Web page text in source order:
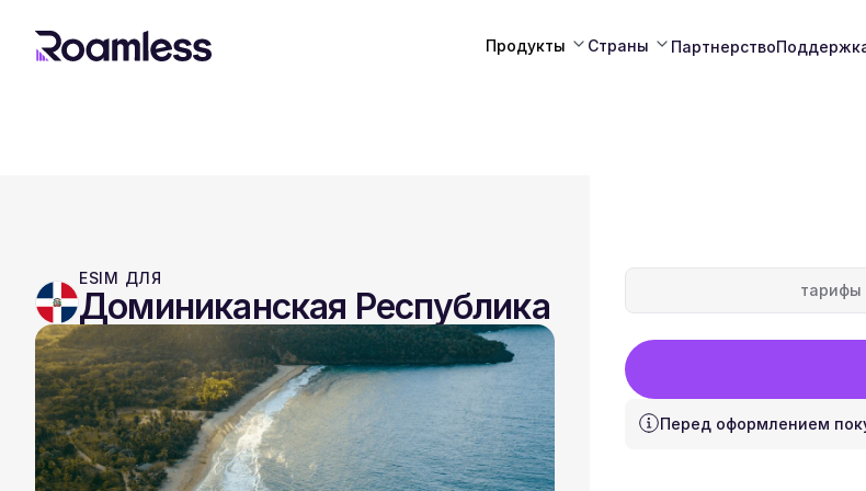
Продукты Страны Партнерство
ESIM ДЛЯ
Доминиканская Республика тарифы
Перед оформлением